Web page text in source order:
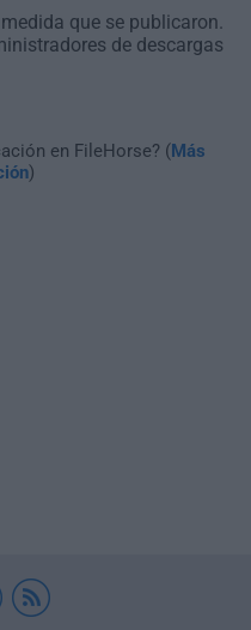
que se publicaron.
de descargas
en FileHorse? (Más
)